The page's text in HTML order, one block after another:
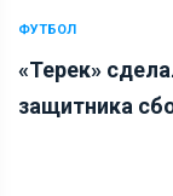
ФУТБОЛ
«Терек»
защитника